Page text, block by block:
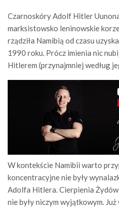
Czarnoskóry Adolf Hitler
marksistowsko leninowskie
rządziła Namibią od czasu
1990 roku. Prócz imienia nic
Hitlerem (przynajmniej według
W kontekście Namibii warto
koncentracyjne nie były
Adolfa Hitlera. Cierpienia
nie były niczym wyjątkowym.